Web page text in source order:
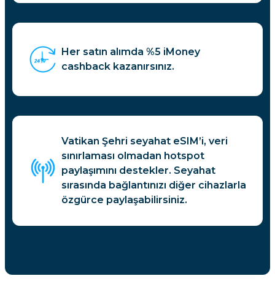
Her satın alımda %5 iMoney
cashback kazanırsınız.
Vatikan Şehri seyahat eSIM’i, veri
sınırlaması olmadan hotspot
paylaşımını destekler. Seyahat
sırasında bağlantınızı diğer cihazlarla
özgürce paylaşabilirsiniz.